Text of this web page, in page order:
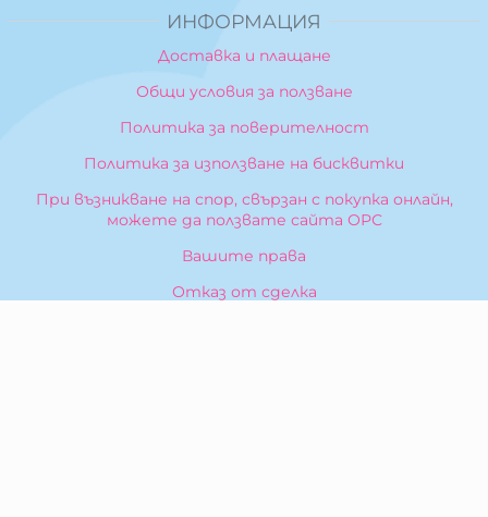
ИНФОРМАЦИЯ
Доставка и плащане
Общи условия за ползване
Политика за поверителност
Политика за използване на бисквитки
При възникване на спор, свързан с покупка онлайн,
можете да ползвате сайта ОРС
Вашите права
Отказ от сделка